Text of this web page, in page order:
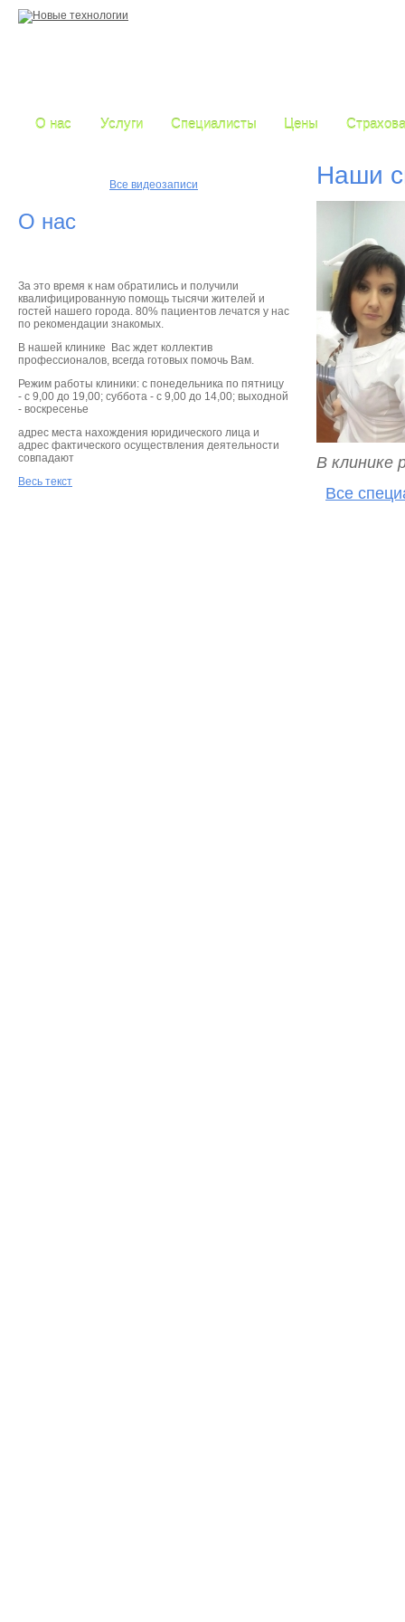
О нас Услуги Специалисты Цены
Все видеозаписи
О нас
За это время к нам обратились и получили
квалифицированную помощь тысячи жителей и
гостей нашего города. 80% пациентов лечатся у нас
по рекомендации знакомых.
В нашей клинике Вас ждет коллектив
профессионалов, всегда готовых помочь Вам.
Режим работы клиники: с понедельника по пятницу
- с 9,00 до 19,00; суббота - с 9,00 до 14,00; выходной
- воскресенье
адрес места нахождения юридического лица и
адрес фактического осуществления деятельности
совпадают
Весь текст
Наши
В клинике
Все